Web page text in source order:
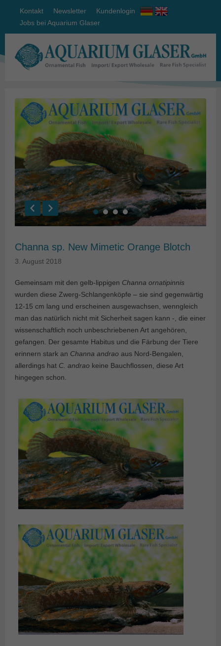
Kontakt Newsletter
Kundenlogin
Jobs bei Aquarium Glaser
Channa sp. New Mimetic Orange Blotch
3. August 2018
Gemeinsam mit den gelb-lippigen Channa ornatipinnis
wurden diese Zwerg-Schlangenköpfe – sie sind gegenwärtig
12-15 cm lang und erscheinen ausgewachsen, wenngleich
man das natürlich nicht mit Sicherheit sagen kann -, die einer
wissenschaftlich noch unbeschriebenen Art angehören,
gefangen. Der gesamte Habitus und die Färbung der Tiere
erinnern stark an Channa andrao aus Nord-Bengalen,
allerdings hat C. andrao keine Bauchflossen, diese Art
hingegen schon.